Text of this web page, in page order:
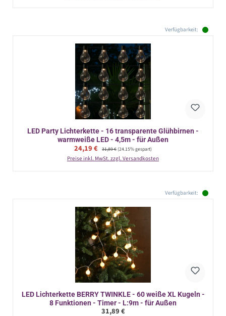
Verfügbarkeit:
LED Party Lichterkette - 16 transparente Glühbirnen -
warmweiße LED - 4,5m - für Außen
Verkaufspreis:
24,19 € Regulärer Preis:
31,89 €(24.15% gespart)
Preise inkl. MwSt. zzgl. Versandkosten
Verfügbarkeit:
LED Lichterkette BERRY TWINKLE - 60 weiße XL Kugeln -
8 Funktionen - Timer - L:9m - für Außen
Regulärer Preis:
31,89 €